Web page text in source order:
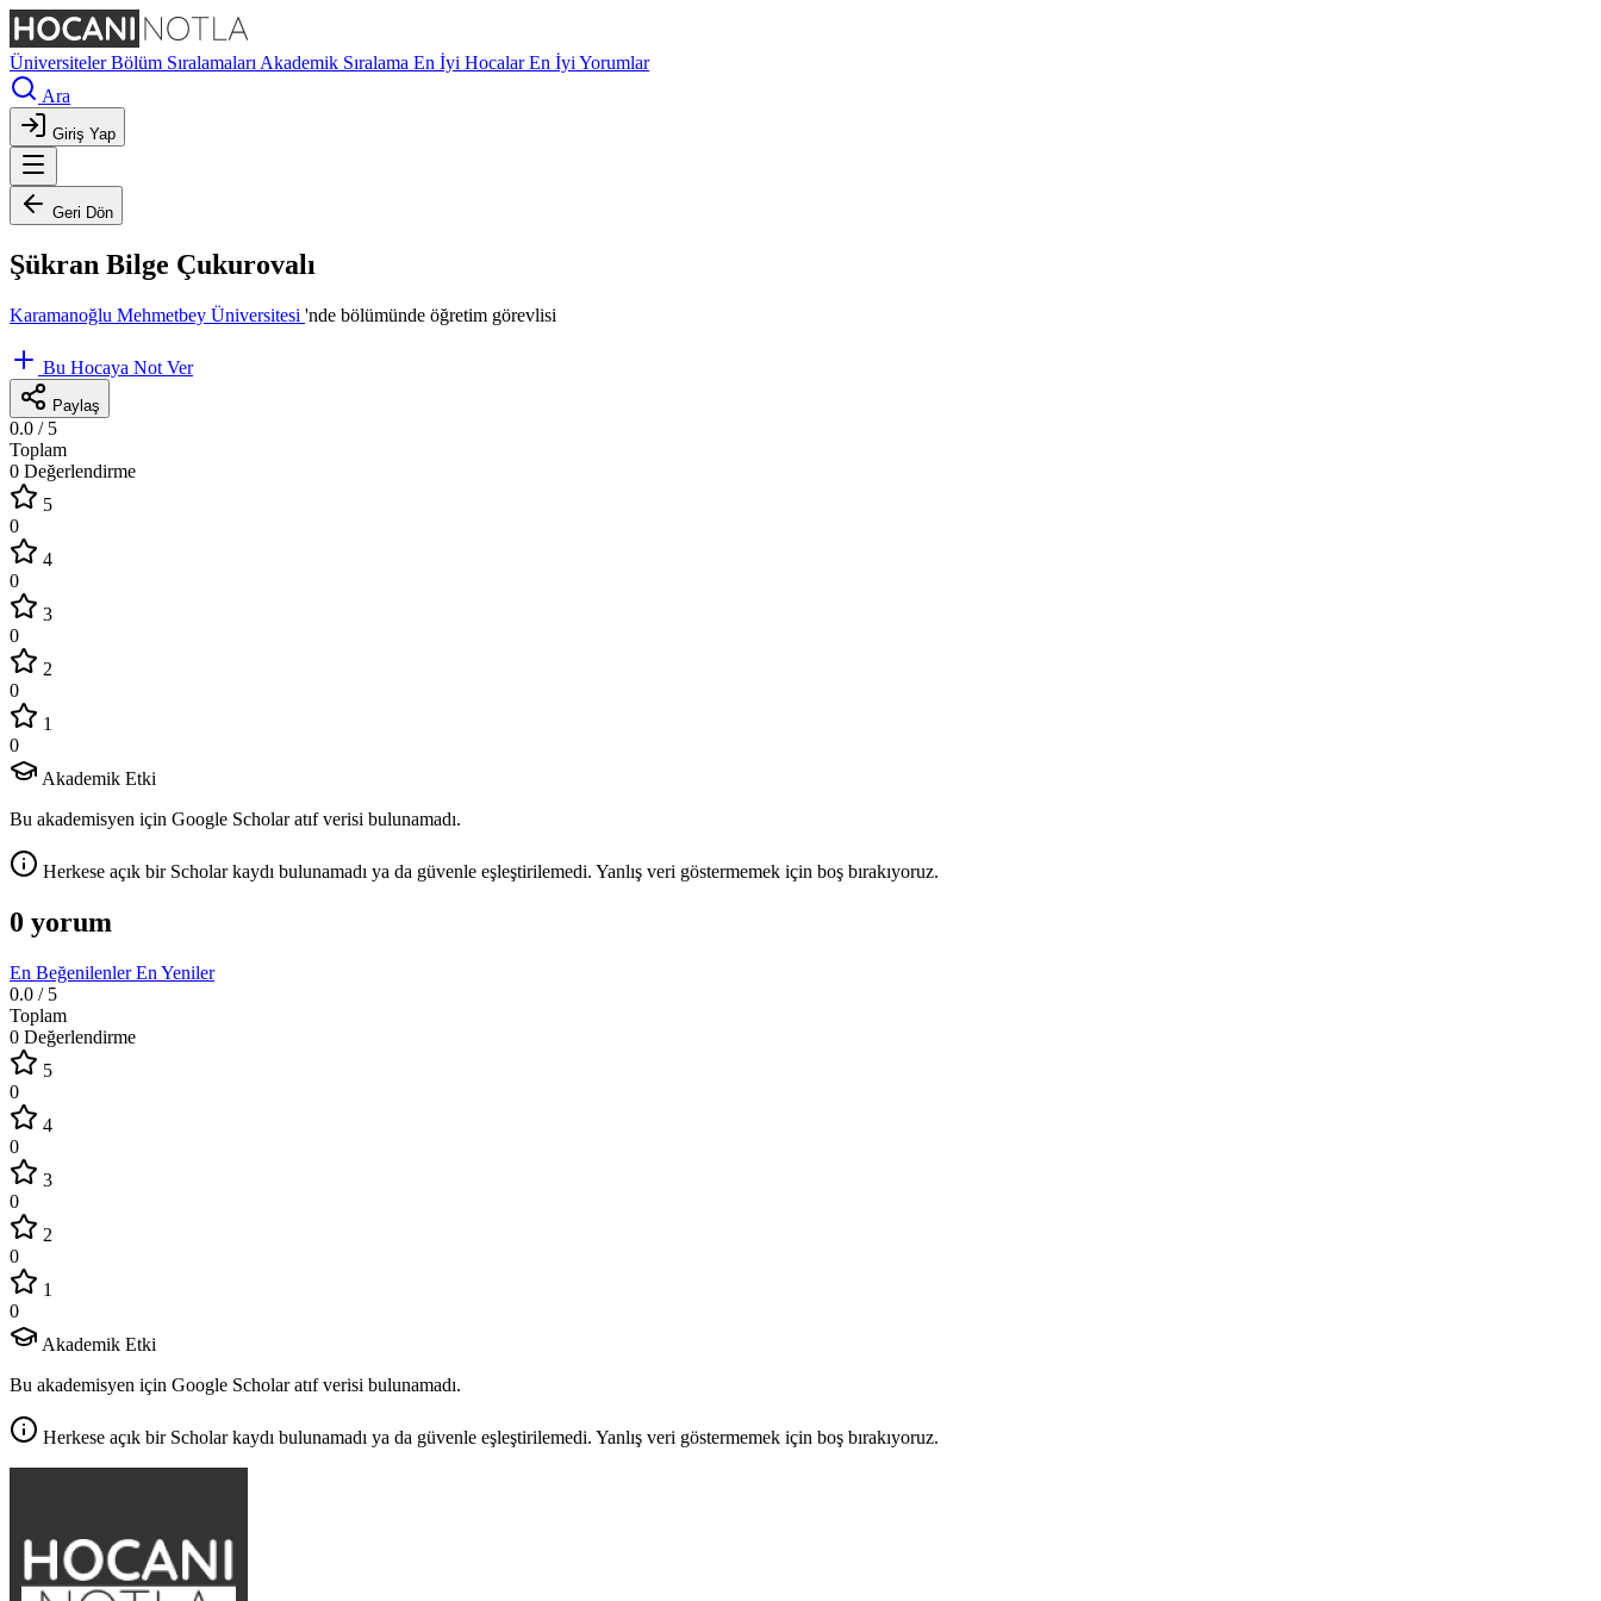
ÜniversitelerBölüm Sıralamaları Akademik Sıralama En İyi HocalarEn İyi Yorumlar
Ara
Giriş Yap
Geri Dön
Şükran Bilge Çukurovalı
Karamanoğlu Mehmetbey Üniversitesi 'nde bölümünde öğretim görevlisi
Bu Hocaya Not Ver
Paylaş
0.0 / 5
Toplam
0 Değerlendirme
5
0
4
0
3
0
2
0
1
0
Akademik Etki
Bu akademisyen için Google Scholar atıf verisi bulunamadı.
Herkese açık bir Scholar kaydı bulunamadı ya da güvenle eşleştirilemedi. Yanlış veri göstermemek için boş bırakıyoruz.
0 yorum
En BeğenilenlerEn Yeniler
0.0 / 5
Toplam
0 Değerlendirme
5
0
4
0
3
0
2
0
1
0
Akademik Etki
Bu akademisyen için Google Scholar atıf verisi bulunamadı.
Herkese açık bir Scholar kaydı bulunamadı ya da güvenle eşleştirilemedi. Yanlış veri göstermemek için boş bırakıyoruz.